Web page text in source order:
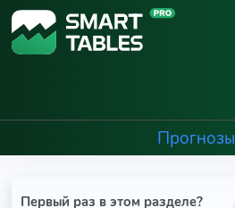
Прогнозы
Первый раз в этом разделе?